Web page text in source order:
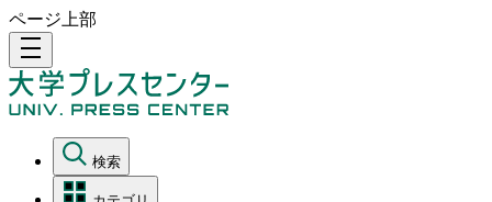
ページ上部
density_medium
検索